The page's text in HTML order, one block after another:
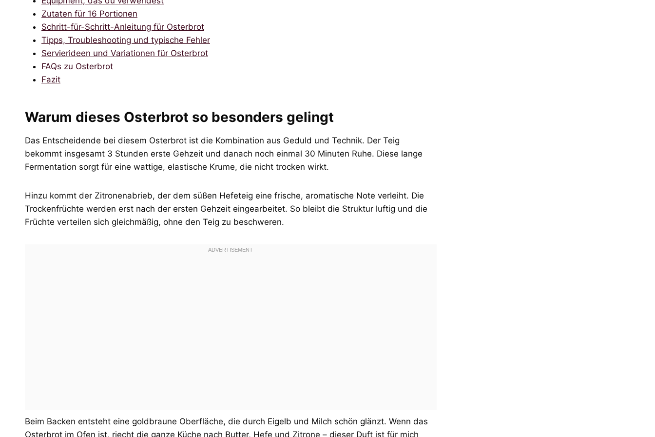
Zutaten für 16 Portionen
Schritt-für-Schritt-Anleitung für Osterbrot
Tipps, Troubleshooting und typische Fehler
Servierideen und Variationen für Osterbrot
FAQs zu Osterbrot
Fazit
Warum dieses Osterbrot so besonders gelingt
Das Entscheidende bei diesem Osterbrot ist die Kombination aus Geduld und Technik. Der Teig
bekommt insgesamt 3 Stunden erste Gehzeit und danach noch einmal 30 Minuten Ruhe. Diese lange
Fermentation sorgt für eine wattige, elastische Krume, die nicht trocken wirkt.
Hinzu kommt der Zitronenabrieb, der dem süßen Hefeteig eine frische, aromatische Note verleiht. Die
Trockenfrüchte werden erst nach der ersten Gehzeit eingearbeitet. So bleibt die Struktur luftig und die
Früchte verteilen sich gleichmäßig, ohne den Teig zu beschweren.
Beim Backen entsteht eine goldbraune Oberfläche, die durch Eigelb und Milch schön glänzt. Wenn das
Osterbrot im Ofen ist, riecht die ganze Küche nach Butter, Hefe und Zitrone – dieser Duft ist für mich